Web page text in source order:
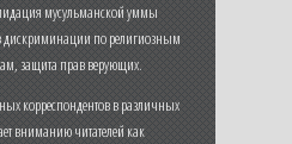
мусульманской уммы
дискриминации по религиозным
защита прав верующих.
корреспондентов в различных
вниманию читателей как